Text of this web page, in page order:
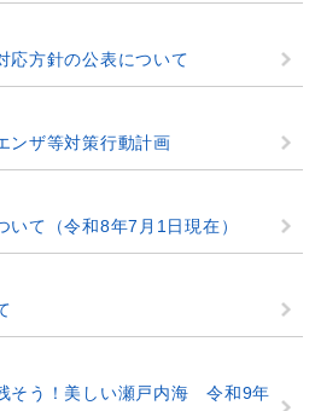
応方針の公表について
ンザ等対策行動計画
て（令和8年7月1日現在）
そう！美しい瀬戸内海 令和9年